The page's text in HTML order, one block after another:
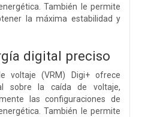
También le permite
la máxima estabilidad y
digital preciso
voltaje (VRM) Digi+ ofrece
sobre la caída de voltaje,
las configuraciones de
También le permite